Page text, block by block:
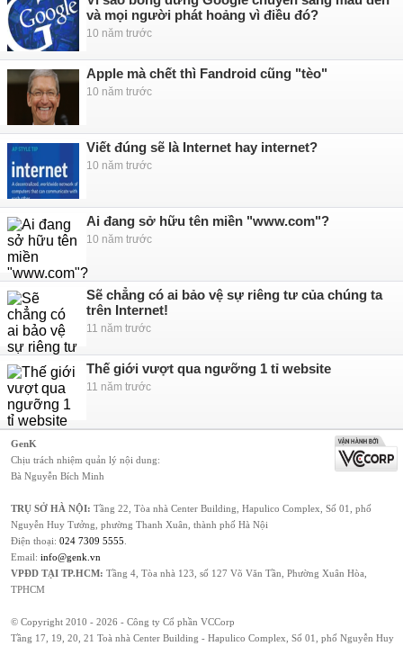
và mọi người phát hoảng vì điều đó?
10 năm trước
Apple mà chết thì Fandroid cũng "tèo"
10 năm trước
Viết đúng sẽ là Internet hay internet?
10 năm trước
Ai đang sở hữu tên miền "www.com"?
10 năm trước
Sẽ chẳng có ai bảo vệ sự riêng tư của chúng ta
trên Internet!
11 năm trước
Thế giới vượt qua ngưỡng 1 tỉ website
11 năm trước
GenK
Chịu trách nhiệm quản lý nội dung:
Bà Nguyễn Bích Minh
TRỤ SỞ HÀ NỘI: Tầng 22, Tòa nhà Center Building, Hapulico Complex, Số 01, phố
Nguyễn Huy Tưởng, phường Thanh Xuân, thành phố Hà Nội
Điện thoại: 024 7309 5555
Email: info@genk.vn
VPĐD TẠI TP.HCM: Tầng 4, Tòa nhà 123, số 127 Võ Văn Tần, Phường Xuân Hòa,
TPHCM
© Copyright 2010 - 2026 - Công ty Cổ phần VCCorp
Tầng 17, 19, 20, 21 Toà nhà Center Building - Hapulico Complex, Số 01, phố Nguyễn Huy